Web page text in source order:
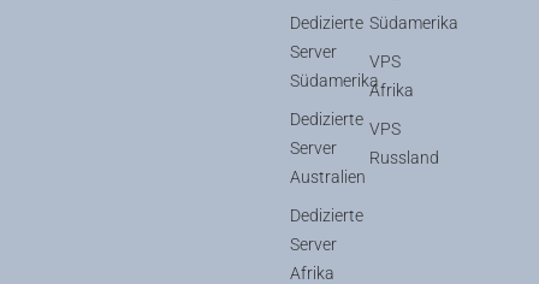
Dedizierte
Server
Südamerika
Dedizierte
Server
Australien
Dedizierte
Server
Afrika
Südamerika
VPS
Afrika
VPS
Russland